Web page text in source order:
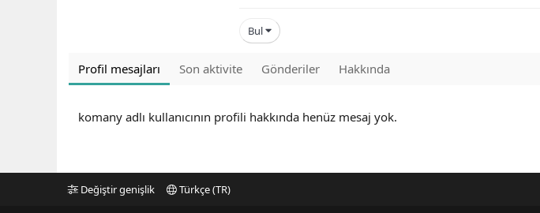
Bul
Profil mesajları Son aktivite Gönderiler Hakkında
komany adlı kullanıcının profili hakkında henüz mesaj yok.
Değiştir genişlik Türkçe (TR)